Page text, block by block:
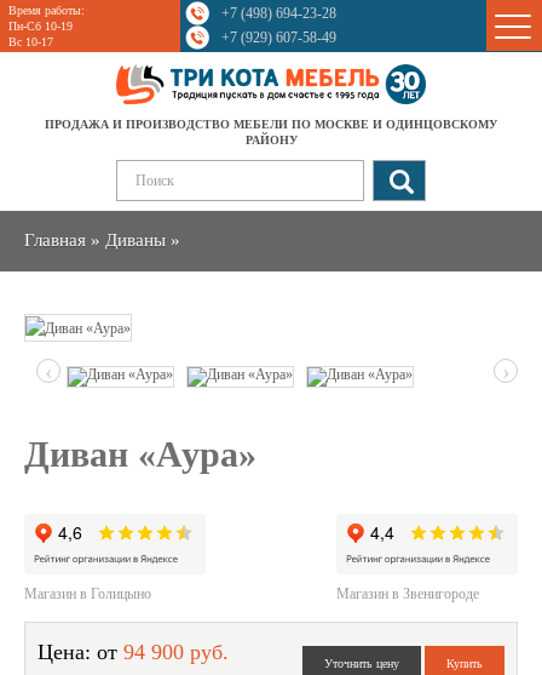
Время работы:
Пн-Сб 10-19
Вс 10-17
+7 (498) 694-23-28
+7 (929) 607-58-49
ПРОДАЖА И ПРОИЗВОДСТВО МЕБЕЛИ ПО МОСКВЕ И ОДИНЦОВСКОМУ
РАЙОНУ
Главная » Диваны »
Sale
‹ ›
Диван «Аура»
Магазин в Голицыно Магазин в Звенигороде
Цена: от 94 900 руб.